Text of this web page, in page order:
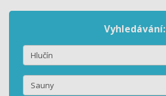
Vyhledávání: